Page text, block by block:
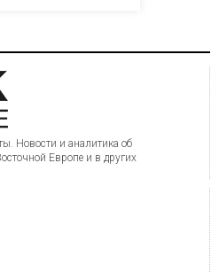
Новости и аналитика об
Европе и в других